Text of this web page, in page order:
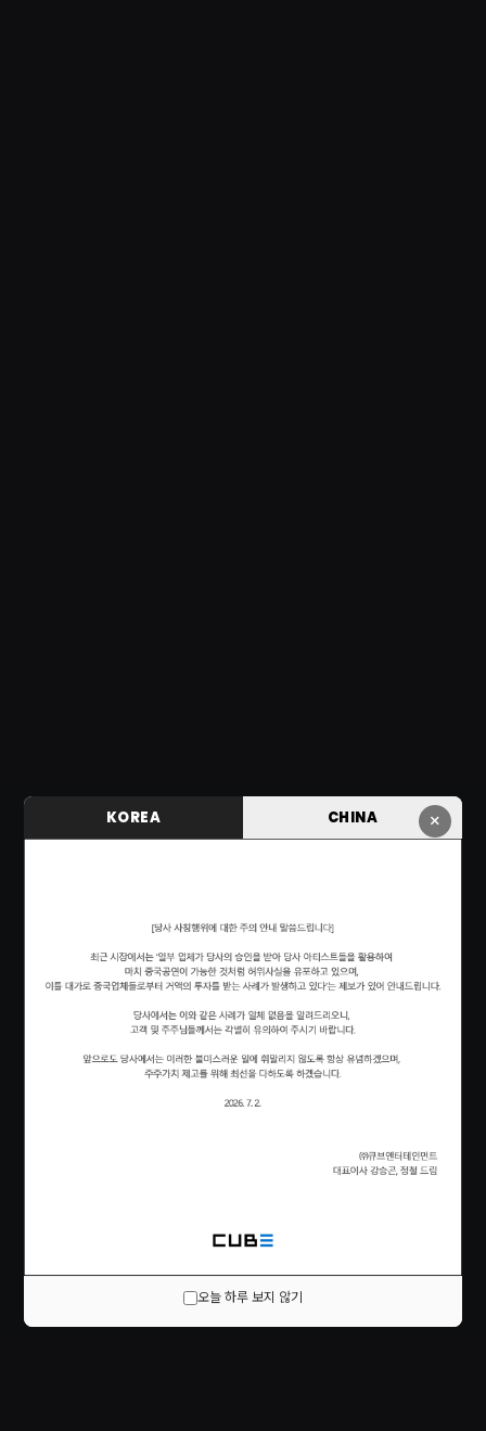
×
KOREA CHINA
오늘 하루 보지 않기